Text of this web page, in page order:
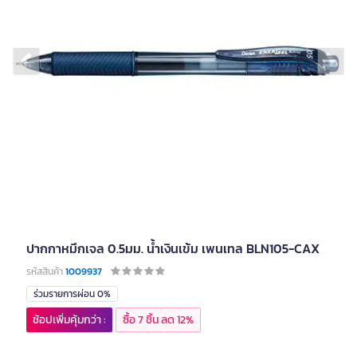
Previous slide
ปากกาหมึกเจล 0.5มม. น้ำเงินเข้ม เพนเทล BLN105-CAX
รหัสสินค้า1009937
ร่วมรายการผ่อน 0%
ช้อปเพิ่มคุ้มกว่า : ซื้อ 7 ชิ้น ลด 12%